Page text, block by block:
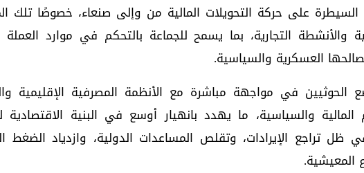
على حركة التحويلات المالية من وإلى صنعاء، خصوصًا تلك
والأنشطة التجارية، بما يسمح للجماعة بالتحكم في موارد العملة
العسكرية والسياسية.
الحوثيين في مواجهة مباشرة مع الأنظمة المصرفية الإقليمية
والسياسية، ما يهدد بانهيار أوسع في البنية الاقتصادية
تراجع الإيرادات، وتقلص المساعدات الدولية، وازدياد الضغط
المعيشية.